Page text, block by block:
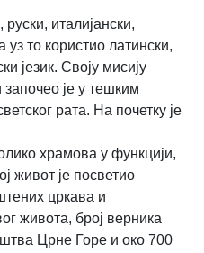
италијански,
уз то користио латински,
језик. Своју мисију
започео је у тешким
рата. На почетку је
храмова у функцији,
живот је посветио
цркава и
живота, број верника
Црне Горе и око 700